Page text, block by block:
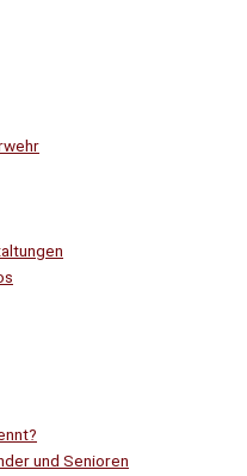
und Senioren